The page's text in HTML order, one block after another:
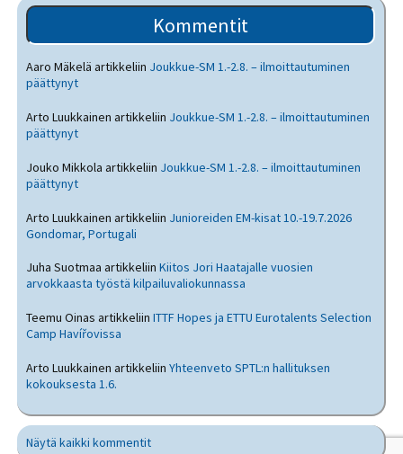
Kommentit
Aaro Mäkelä artikkeliin Joukkue-SM 1.-2.8. – ilmoittautuminen
päättynyt
Arto Luukkainen artikkeliin Joukkue-SM 1.-2.8. – ilmoittautuminen
päättynyt
Jouko Mikkola artikkeliin Joukkue-SM 1.-2.8. – ilmoittautuminen
päättynyt
Arto Luukkainen artikkeliin Junioreiden EM-kisat 10.-19.7.2026
Gondomar, Portugali
Juha Suotmaa artikkeliinKiitos Jori Haatajalle vuosien
arvokkaasta työstä kilpailuvaliokunnassa
Teemu Oinas artikkeliinITTF Hopes ja ETTU Eurotalents Selection
Camp Havířovissa
Arto Luukkainen artikkeliinYhteenveto SPTL:n hallituksen
kokouksesta 1.6.
Näytä kaikki kommentit